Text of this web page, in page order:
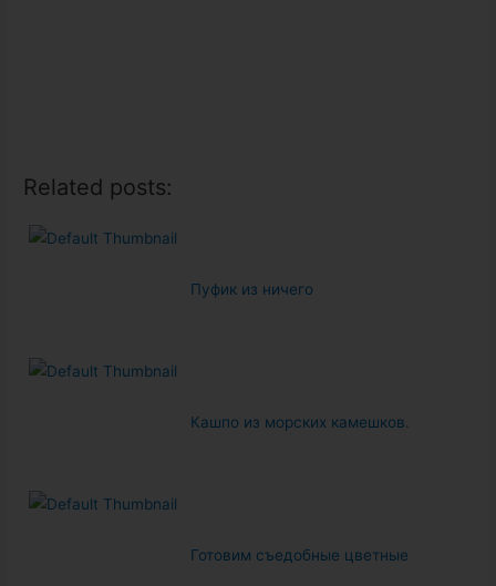
Related posts:
Пуфик из ничего
Кашпо из морских камешков.
Готовим съедобные цветные